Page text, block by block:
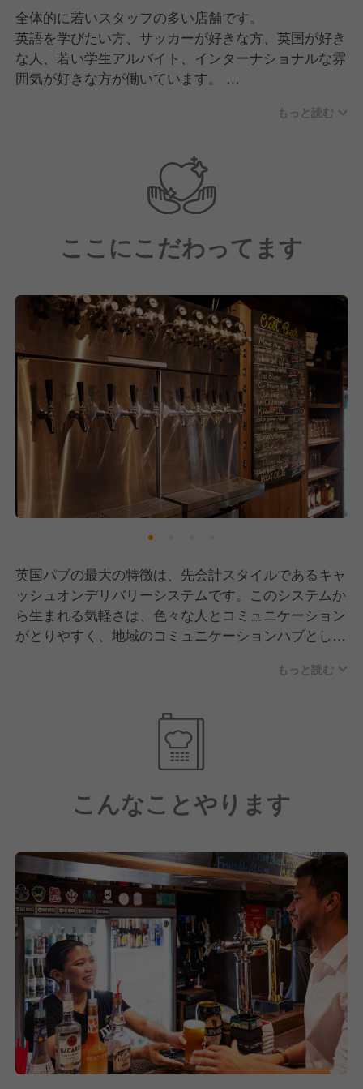
全体的に若いスタッフの多い店舗です。
英語を学びたい方、サッカーが好きな方、英国が好き
な人、若い学生アルバイト、インターナショナルな雰
囲気が好きな方が働いています。
係が大切です。人それぞれ、快適に思う距離感は違う
良い空気感を漂わすことは忘れずにお願いします。
会社の方針として、フードは個人技術より、アルバイ
トでも美味しい商品を出すにはどうすればよいかとい
う仕組み重視です。なので、料理技術をお持ちでない
方も安心してください。
また、クラフトビールなどの仕入れもやっていただく
です。
もっと読む
ここにこだわってます
英国パブの最大の特徴は、先会計スタイルであるキャ
ッシュオンデリバリーシステムです。このシステムか
ら生まれる気軽さは、色々な人とコミュニケーション
がとりやすく、地域のコミュニケーションハブとし
都市には良い英国パブが必須。「福岡を本当の意味で
外国人から絶大な支持を得ることができました。
現在ではライバルが増えたので広いテラス以外のこだ
わり「クラフトビール」を強化しています。2023年
にオリジナルクラフトビール「モーリスヘイジー
IPA」を発売し大人気になっています。近年は全店に
大型ビール専用冷蔵庫の設置が完了しまた。
ル、英国パブ料理、英国パブの再現度レベルが高い内
装、立地などの豊富な強みのある、独特なインターナ
ショナル空間を作り出しています！
もっと読む
こんなことやります